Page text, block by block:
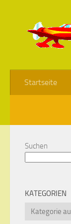
Startseite
Suchen
KATEGORIEN
Kategorien